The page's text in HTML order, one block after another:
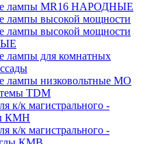
лампы MR16 НАРОДНЫЕ
лампы высокой мощности
лампы высокой мощности
лампы для комнатных
лампы низковольтные МО
TDM
к/к магистрального -
КМН
к/к магистрального -